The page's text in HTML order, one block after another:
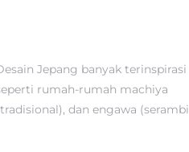
Jepang banyak terinspirasi
rumah-rumah machiya
dan engawa (serambi